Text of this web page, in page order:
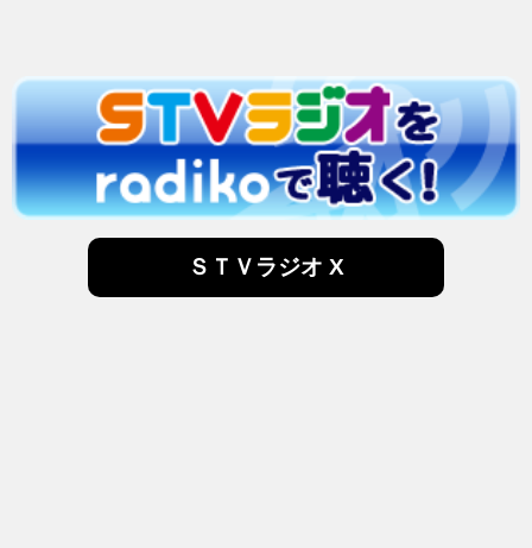
ＳＴＶラジオ X